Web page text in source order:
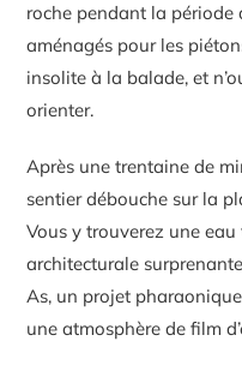
roche pendant la période
aménagés pour les
insolite à la balade, et
orienter.
Après une trentaine de
sentier débouche sur la
Vous y trouverez une
architecturale
As, un projet
une atmosphère de film